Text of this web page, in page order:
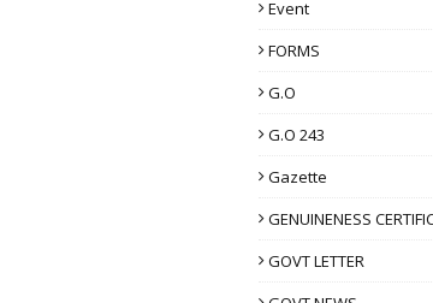
Event
FORMS
G.O
G.O 243
Gazette
GENUINENESS
GOVT LETTER